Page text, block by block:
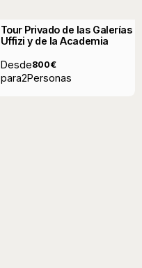
Tour Privado de las Galerías
Uffizi y de la Academia
Desde800€
para2Personas